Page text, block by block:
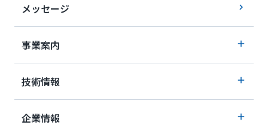
メッセージ
事業案内
技術情報
企業情報